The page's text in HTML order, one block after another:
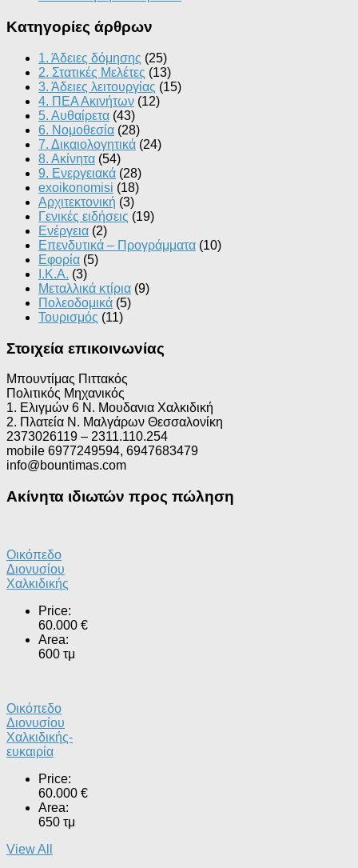
Κατηγορίες άρθρων
1. Άδειες δόμησης (25)
2. Στατικές Μελέτες (13)
3. Άδειες λειτουργίας (15)
4. ΠΕΑ Ακινήτων (12)
5. Αυθαίρετα (43)
6. Νομοθεσία (28)
7. Δικαιολογητικά (24)
8. Ακίνητα (54)
9. Ενεργειακά (28)
exoikonomisi (18)
Αρχιτεκτονική (3)
Γενικές ειδήσεις (19)
Ενέργεια (2)
Επενδυτικά – Προγράμματα (10)
Εφορία (5)
Ι.Κ.Α. (3)
Μεταλλικά κτίρια (9)
Πολεοδομικά (5)
Τουρισμός (11)
Στοιχεία επικοινωνίας
Μπουντίμας Πιττακός
Πολιτικός Μηχανικός
1. Ελιγμών 6 Ν. Μουδανια Χαλκιδική
2. Πλατεία Ν. Μαλγάρων Θεσσαλονίκη
2373026119 – 2311.110.254
mobile 6977249594, 6947683479
info@bountimas.com
Ακίνητα ιδιωτών προς πώληση
Οικόπεδο
Διονυσίου
Χαλκιδικής
Price:
60.000 €
Area:
600 τμ
Οικόπεδο
Διονυσίου
Χαλκιδικής-
ευκαιρία
Price:
60.000 €
Area:
650 τμ
View All